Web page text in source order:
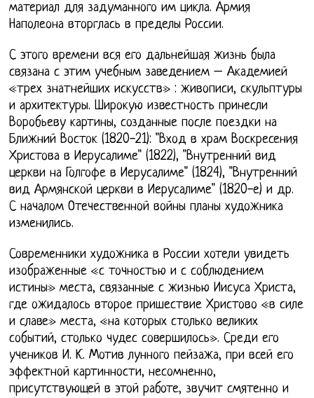
материал для задуманного им цикла. Армия
Наполеона вторглась в пределы России.
С этого времени вся его дальнейшая жизнь была
связана с этим учебным заведением – Академией
«трех знатнейших искусств» : живописи, скульптуры
и архитектуры. Широкую известность принесли
Воробьеву картины, созданные после поездки на
Ближний Восток (1820-21): "Вход в храм Воскресения
Христова в Иерусалиме" (1822), "Внутренний вид
церкви на Голгофе в Иерусалиме" (1824), "Внутренний
вид Армянской церкви в Иерусалиме" (1820-е) и др.
С началом Отечественной войны планы художника
изменились.
Современники художника в России хотели увидеть
изображенные «с точностью и с соблюдением
истины» места, связанные с жизнью Иисуса Христа,
где ожидалось второе пришествие Христово «в силе
и славе» места, «на которых столько великих
событий, столько чудес совершилось». Среди его
учеников И. К. Мотив лунного пейзажа, при всей его
эффектной картинности, несомненно,
присутствующей в этой работе, звучит смятенно и